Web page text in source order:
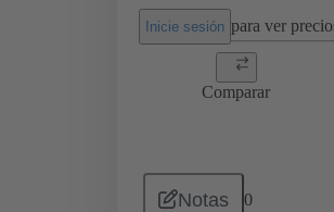
Inicie sesión para ver
Comparar
Notas 0